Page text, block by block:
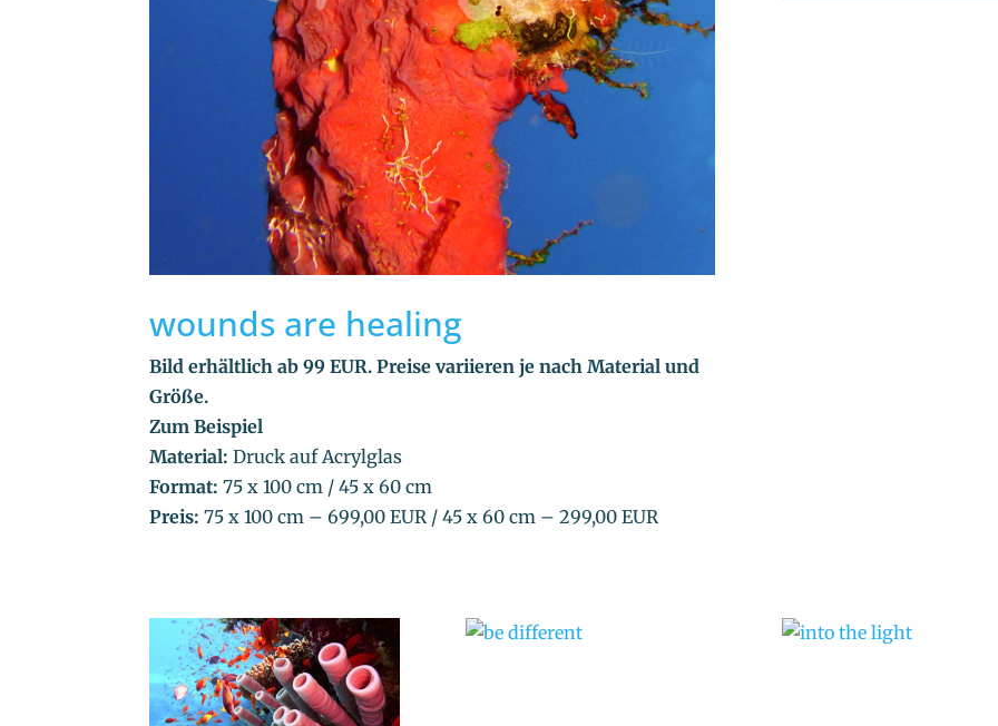
wounds are healing
Bild erhältlich ab 99 EUR. Preise variieren je nach Material und
Größe.
Zum Beispiel
Material: Druck auf Acrylglas
Format: 75 x 100 cm / 45 x 60 cm
Preis: 75 x 100 cm – 699,00 EUR / 45 x 60 cm – 299,00 EUR